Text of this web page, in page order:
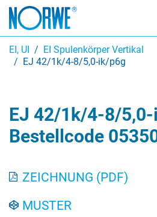
EI, UI
EI Spulenkörper Vertikal
EJ 42/1k/4-8/5,0-ik/p6g
EJ 42/1k/4-8/
Bestellcode
ZEICHNUNG (PDF)
MUSTER